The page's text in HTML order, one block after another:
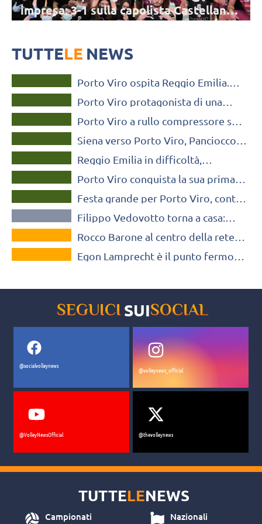
impresa: 3-1 sulla capolista Castellana
Grotte
TUTTELE NEWS
A2 MASCHILE
Porto Viro ospita Reggio Emilia.
A2 MASCHILE
Porto Viro protagonista di una
Castellana Grotte
A2 MASCHILE
Porto Viro a rullo compressore su
A2 MASCHILE
Siena verso Porto Viro, Panciocco:
A2 MASCHILE
Reggio Emilia in difficoltà,
gli equilibri”
A2 MASCHILE
Porto Viro conquista la sua prima
Emilia
A2 MASCHILE
Festa grande per Porto Viro, contro
A2
A2 MASCHILE
Filippo Vedovotto torna a casa:
bisogno”
VOLLEY MERCATO
Rocco Barone al centro della rete
VOLLEY MERCATO
Egon Lamprecht è il punto fermo
SEGUICI SUISOCIAL
@socialvolleynews
@volleynews_official
@VolleyNewsOfficial @thevolleynews
TUTTELENEWS
Campionati Nazionali